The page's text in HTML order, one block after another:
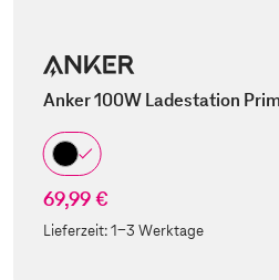
Anker 100W Ladestation
69,99 €
Lieferzeit:1-3 Werktage